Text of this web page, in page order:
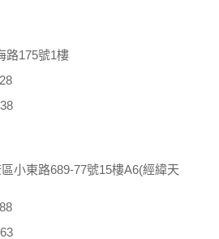
站。
路175號1樓
小東路689-77號15樓A6(經緯天